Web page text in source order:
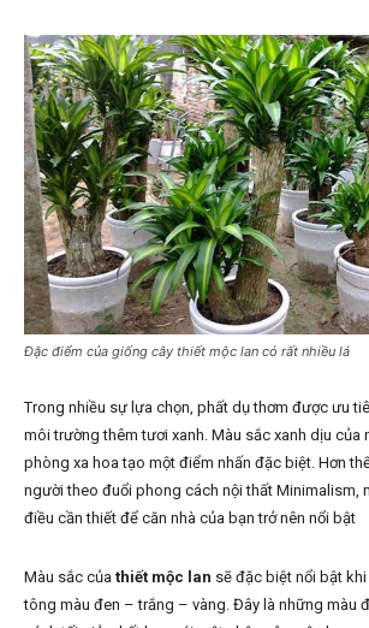
Đặc điểm của giống cây thiết mộc lan có rất nhiều lá
Trong nhiều sự lựa chọn, phất dụ thơm được ưu
môi trường thêm tươi xanh. Màu sắc xanh dịu của
phòng xa hoa tạo một điểm nhấn đặc biệt. Hơn
người theo đuổi phong cách nội thất Minimalism,
điều cần thiết để căn nhà của bạn trở nên nổi bật
Màu sắc của thiết mộc lan sẽ đặc biệt nổi bật
tông màu đen – trắng – vàng. Đây là những màu